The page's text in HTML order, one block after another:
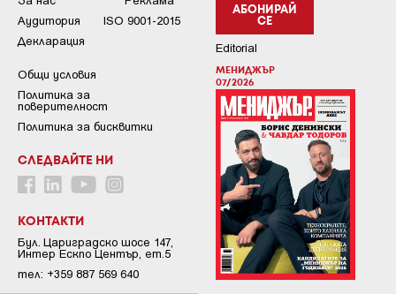
АБОНИРАЙ
СЕ
Editorial
МЕНИДЖЪР
07/2026
Аудитория
ISO 9001-2015
Декларация
Общи условия
Пoлитикa зa
пoвepитeлнocт
Политика за бисквитки
СЛЕДВАЙТЕ НИ
КОНТАКТИ
Бул. Цариградско шосе 147,
Интер Ескпо Център, ет.5
тел: +359 887 569 640